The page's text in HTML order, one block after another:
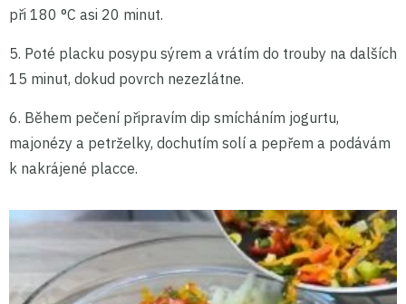
při 180 °C asi 20 minut.
5. Poté placku posypu sýrem a vrátím do trouby na dalších
15 minut, dokud povrch nezezlátne.
6. Během pečení připravím dip smícháním jogurtu,
majonézy a petrželky, dochutím solí a pepřem a podávám
k nakrájené placce.